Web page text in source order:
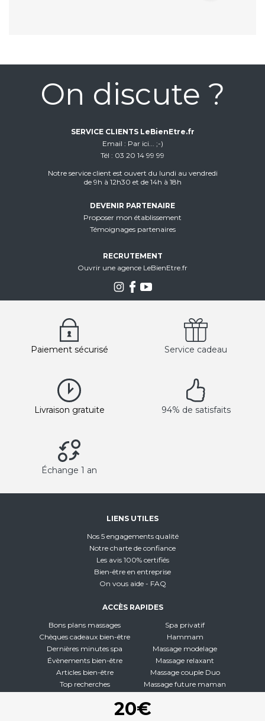
20€
On discute ?
SERVICE CLIENTS LeBienEtre.fr
Email
Par ici... ;-)
Tél
03 20 14 99 99
Notre service client est ouvert du lundi au vendredi
de 9h à 12h30 et de 14h à 18h
DEVENIR PARTENAIRE
Proposer mon établissement
Témoignages partenaires
RECRUTEMENT
Ouvrir une agence LeBienEtre.fr
Paiement sécurisé Service cadeau
Livraison gratuite 94% de satisfaits
Échange 1 an
LIENS UTILES
Nos 5 engagements qualité
Notre charte de confiance
Les avis 100% certifiés
Bien-être en entreprise
On vous aide - FAQ
ACCÈS RAPIDES
Bons plans massages
Chèques cadeaux bien-être
Dernières minutes spa
Évènements bien-être
Articles bien-être
Top recherches
Spa privatif
Hammam
Massage modelage
Massage relaxant
Massage couple Duo
Massage future maman